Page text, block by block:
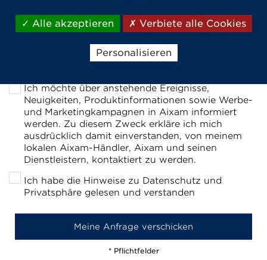
Ich möchte über anstehende Ereignisse,
Neuigkeiten, Produktinformationen sowie Werbe-
und Marketingkampagnen in Aixam informiert
werden. Zu diesem Zweck erkläre ich mich
ausdrücklich damit einverstanden, von meinem
lokalen Aixam-Händler, Aixam und seinen
Dienstleistern, kontaktiert zu werden.
Ich habe die Hinweise zu Datenschutz und
Privatsphäre gelesen und verstanden
* Pflichtfelder
Alle akzeptieren Verbiete alle Cookies
Personalisieren